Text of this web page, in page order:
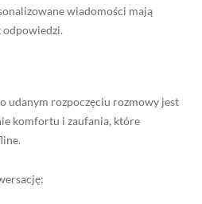
wiadomości mają
odpowiedzi.
udanym rozpoczęciu rozmowy jest
komfortu i zaufania, które